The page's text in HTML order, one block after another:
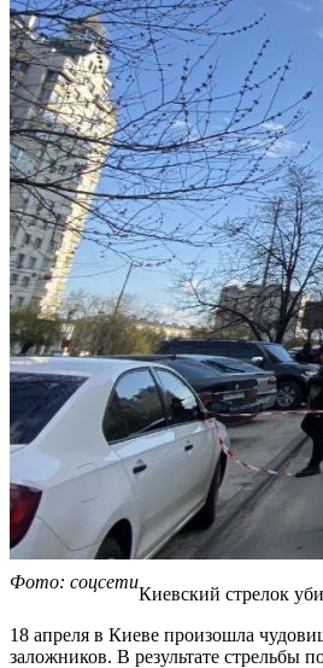
Фото: соцсети
Киевский стрелок
18 апреля в Киеве произошла
заложников. В результате